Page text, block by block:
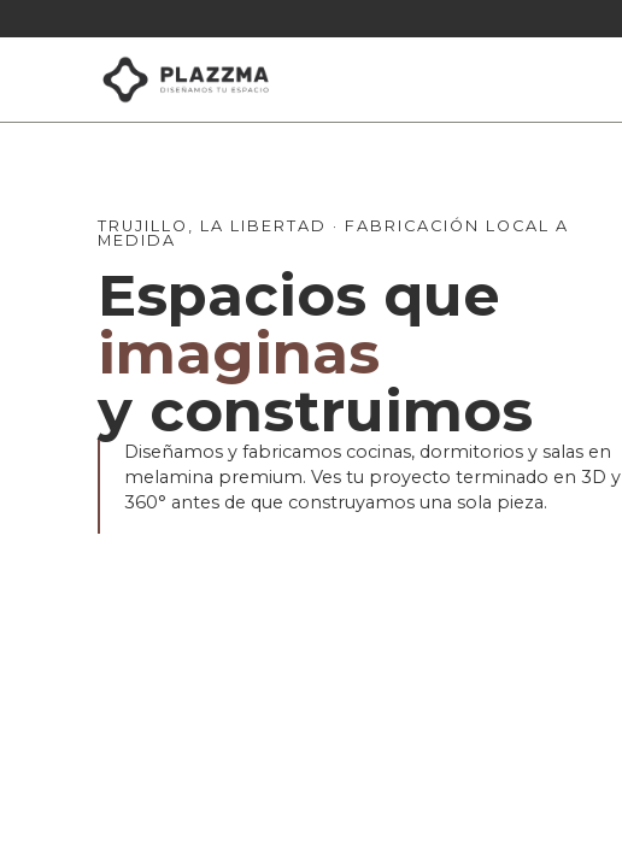
TRUJILLO, LA LIBERTAD · FABRICACIÓN LOCAL A
MEDIDA
Espacios que
imaginas
y construimos
Diseñamos y fabricamos cocinas, dormitorios y salas en
melamina premium. Ves tu proyecto terminado en 3D y
360° antes de que construyamos una sola pieza.